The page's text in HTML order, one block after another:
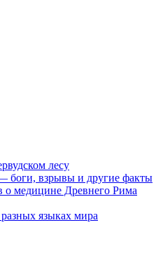
лесу
боги, взрывы и другие факты
о медицине Древнего Рима
языках мира